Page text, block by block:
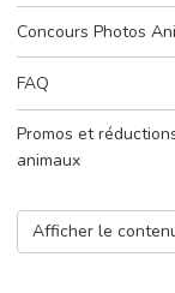
Concours Photos
FAQ
Promos et
animaux
Afficher le